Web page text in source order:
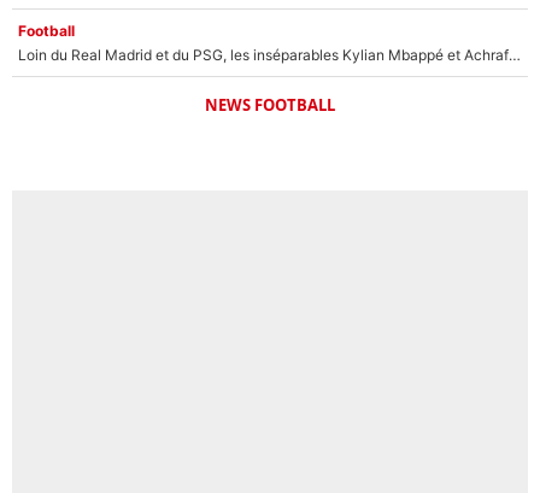
Football
Loin du Real Madrid et du PSG, les inséparables Kylian Mbappé et Achraf Hakimi changent d'équipe le temps d'une journée !
NEWS FOOTBALL